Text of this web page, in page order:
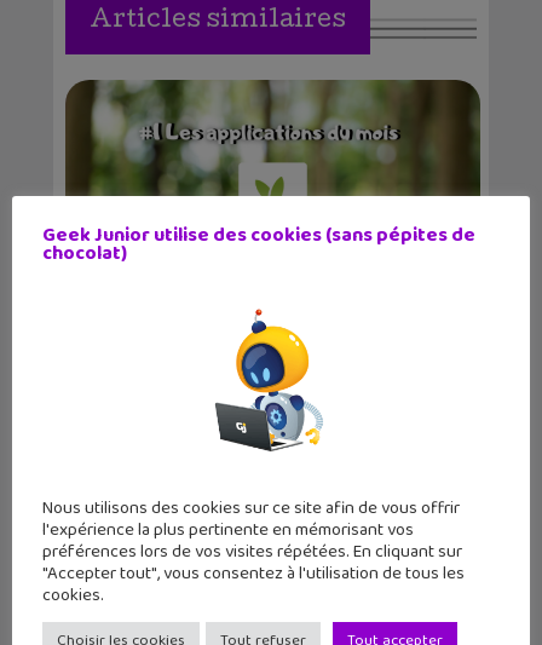
Articles similaires
Les applications du mois : te
reconnecter avec la...
L’actu Geek #116 : Guédelon, Cannon
Busters, FIFA...
Geek Junior utilise des cookies (sans pépites de
chocolat)
Nous utilisons des cookies sur ce site afin de vous offrir
l'expérience la plus pertinente en mémorisant vos
préférences lors de vos visites répétées. En cliquant sur
"Accepter tout", vous consentez à l'utilisation de tous les
cookies.